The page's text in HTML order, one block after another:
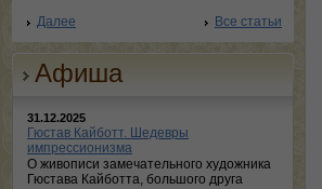
Далее
Все статьи
Афиша
31.12.2025
Гюстав Кайботт. Шедевры
импрессионизма
О живописи замечательного художника
Гюстава Кайботта, большого друга